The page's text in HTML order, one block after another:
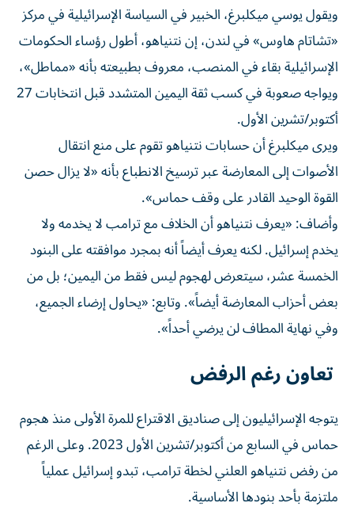
ويقول يوسي ميكلبرغ، الخبير في السياسة الإسرائيلية في مركز
«تشاتام هاوس» في لندن، إن نتنياهو، أطول رؤساء الحكومات
الإسرائيلية بقاء في المنصب، معروف بطبيعته بأنه «مماطل»،
ويواجه صعوبة في كسب ثقة اليمين المتشدد قبل انتخابات 27
أكتوبر/تشرين الأول.
ويرى ميكلبرغ أن حسابات نتنياهو تقوم على منع انتقال
الأصوات إلى المعارضة عبر ترسيخ الانطباع بأنه «لا يزال حصن
القوة الوحيد القادر على وقف حماس».
وأضاف: «يعرف نتنياهو أن الخلاف مع ترامب لا يخدمه ولا
يخدم إسرائيل. لكنه يعرف أيضاً أنه بمجرد موافقته على البنود
الخمسة عشر، سيتعرض لهجوم ليس فقط من اليمين؛ بل من
بعض أحزاب المعارضة أيضاً». وتابع: «يحاول إرضاء الجميع،
وفي نهاية المطاف لن يرضي أحداً».
تعاون رغم الرفض
يتوجه الإسرائيليون إلى صناديق الاقتراع للمرة الأولى منذ هجوم
حماس في السابع من أكتوبر/تشرين الأول 2023. وعلى الرغم
من رفض نتنياهو العلني لخطة ترامب، تبدو إسرائيل عملياً
ملتزمة بأحد بنودها الأساسية.